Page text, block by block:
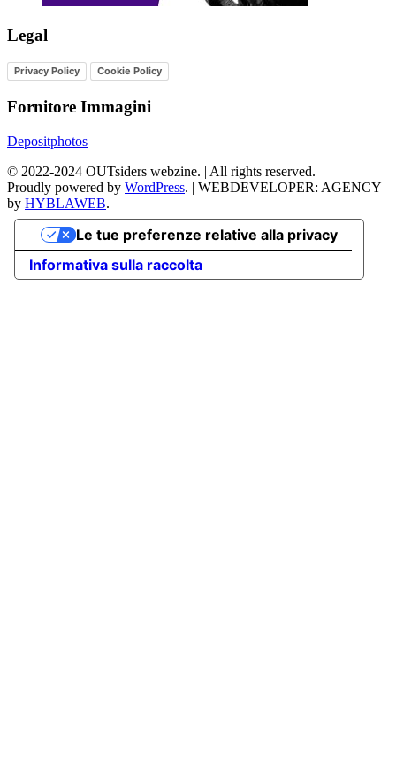
Legal
Privacy Policy Cookie Policy
Fornitore Immagini
Depositphotos
© 2022-2024 OUTsiders webzine. | All rights reserved.
Proudly powered by WordPress. | WEBDEVELOPER: AGENCY
by HYBLAWEB.
Informativa sulla raccolta
Le tue preferenze relative alla privacy